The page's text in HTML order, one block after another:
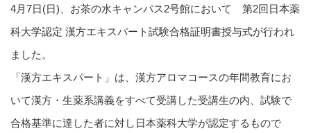
4月7日(日)、お茶の水キャンパス2号館において 第2回日本薬
科大学認定 漢方エキスパート試験合格証明書授与式が行われ
ました。
「漢方エキスパート」は、漢方アロマコースの年間教育にお
いて漢方・生薬系講義をすべて受講した受講生の内、試験で
合格基準に達した者に対し日本薬科大学が認定するもので